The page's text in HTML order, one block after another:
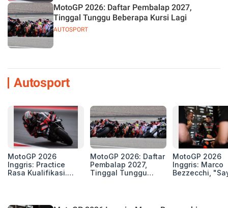
AUTOSPORT
MotoGP 2026: Daftar Pembalap 2027,
Tinggal Tunggu Beberapa Kursi Lagi
Autosport
MotoGP 2026
Inggris: Practice
Rasa Kualifikasi.
Silverstone!
MotoGP 2026: Daftar
Pembalap 2027,
Tinggal Tunggu
MotoGP 2026
Inggris: Marco
Bezzecchi,